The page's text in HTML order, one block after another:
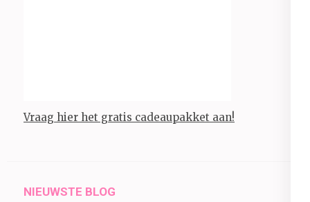
Vraag hier het gratis cadeaupakket aan!
NIEUWSTE BLOG